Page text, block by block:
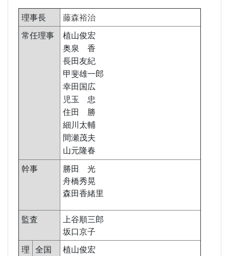
理事長
藤森裕治
常任理事
植山俊宏
奥泉 香
長田友紀
甲斐雄一郎
幸田国広
児玉 忠
住田 勝
細川太輔
間瀬茂夫
山元隆春
幹事
勝田 光
舟橋秀晃
森田香緒里
監査
上谷順三郎
坂口京子
理 全国
植山俊宏